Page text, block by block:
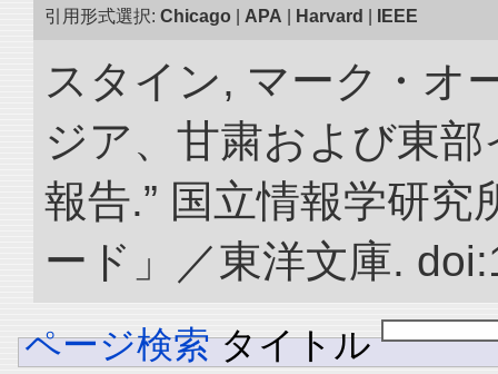
引用形式選択: Chicago APA Harvard IEEE
スタイン, マーク・オ
ジア、甘粛および東
報告.” 国立情報学研
ード」／東洋文庫.
ページ検索 タイトル